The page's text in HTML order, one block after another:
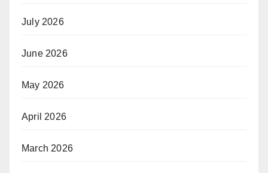
July 2026
June 2026
May 2026
April 2026
March 2026